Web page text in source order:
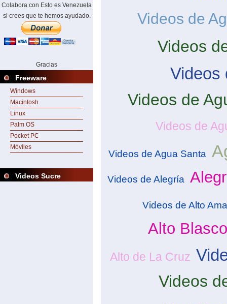
Colabora con Esto es Venezuela
si crees que te hemos ayudado.
Gracias
Freeware
Windows
Macintosh
Linux
Palm OS
Pocket PC
Móviles
Videos Sucre
Videos de
Videos
Videos
Videos de
Videos de
Videos de Agua Santa
Videos de Alegría
Videos de Alto
Alto
Alto de La Cruz
Videos